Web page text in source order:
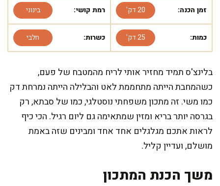
זמן הכנה: 20 דק' רמת קושי: בינוני
כמות: 25 דק' כשרות: חלבי
בלינצ'ס תמיד מחזיר אותי לריח מהמטבח של פעם,
כשהמחבת הייתה מתחממת לאט והבלילה הייתה נמרחת דק
כמו משי. זה מתכון משפחתי נוסטלגי, כמו של סבתא, רק
בגרסה יותר בריא ומזין שמתאימה גם ליום רגיל. הכי כיף
לראות אתכם מגלגלים אחד אחד ומבינים שזה באמת
מושלם, ועדיין קליל.
משך הכנת המתכון